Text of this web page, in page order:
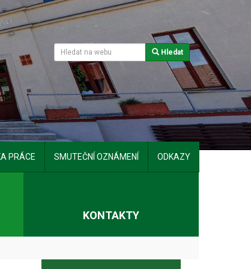
Hledat
PRÁCE SMUTEČNÍ OZNÁMENÍ ODKAZY
KONTAKTY